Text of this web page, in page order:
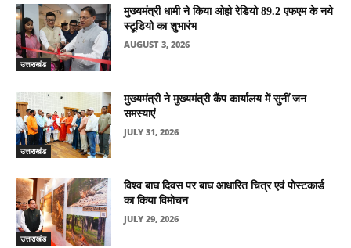
उत्तराखंड
मुख्यमंत्री धामी ने किया ओहो रेडियो 89.2 एफएम के नये
स्टूडियो का शुभारंभ
AUGUST 3, 2026
उत्तराखंड
मुख्यमंत्री ने मुख्यमंत्री कैंप कार्यालय में सुनीं जन
समस्याएं
JULY 31, 2026
उत्तराखंड
विश्व बाघ दिवस पर बाघ आधारित चित्र एवं पोस्टकार्ड
का किया विमोचन
JULY 29, 2026